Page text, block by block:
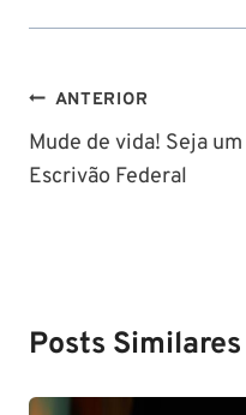
Navegação
de
Post
ANTERIOR
Mude de vida! Seja um
Escrivão Federal
Posts Similares